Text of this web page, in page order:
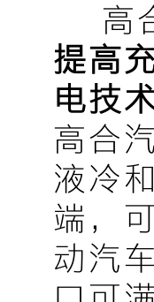
高
提高
电技
高合
液冷
端，
动汽